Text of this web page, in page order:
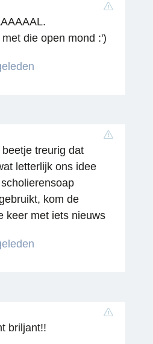
die open mond :')
treurig dat
letterlijk ons idee
kom de
keer met iets nieuws
briljant!!